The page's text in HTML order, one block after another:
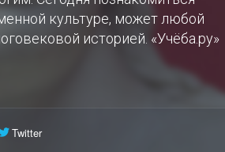
культуре, может любой
историей. «Учёба.ру»
Twitter